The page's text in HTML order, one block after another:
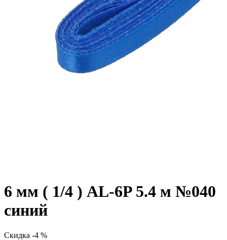
6 мм ( 1/4 ) AL-6P 5.4 м №040
синий
Скидка -4 %